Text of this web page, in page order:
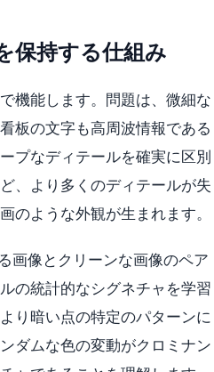
保持する仕組み
機能します。問題は、微細な
板の文字も高周波情報である
プなディテールを確実に区別
、より多くのディテールが失
のような外観が生まれます。
画像とクリーンな画像のペア
の統計的なシグネチャを学習
り暗い点の特定のパターンに
ダムな色の変動がクロミナン